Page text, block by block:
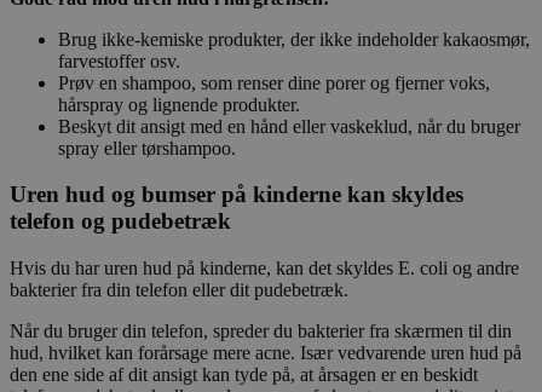
Brug ikke-kemiske produkter, der ikke indeholder kakaosmør,
farvestoffer osv.
Prøv en shampoo, som renser dine porer og fjerner voks,
hårspray og lignende produkter.
Beskyt dit ansigt med en hånd eller vaskeklud, når du bruger
spray eller tørshampoo.
Uren hud og bumser på kinderne kan skyldes
telefon og pudebetræk
Hvis du har uren hud på kinderne, kan det skyldes E. coli og andre
bakterier fra din telefon eller dit pudebetræk.
Når du bruger din telefon, spreder du bakterier fra skærmen til din
hud, hvilket kan forårsage mere acne. Især vedvarende uren hud på
den ene side af dit ansigt kan tyde på, at årsagen er en beskidt